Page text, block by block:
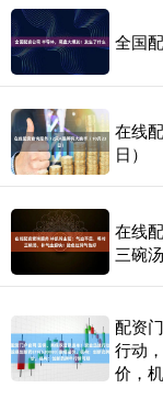
全国
在线
日）
在线
三碗
配资
行动
价，